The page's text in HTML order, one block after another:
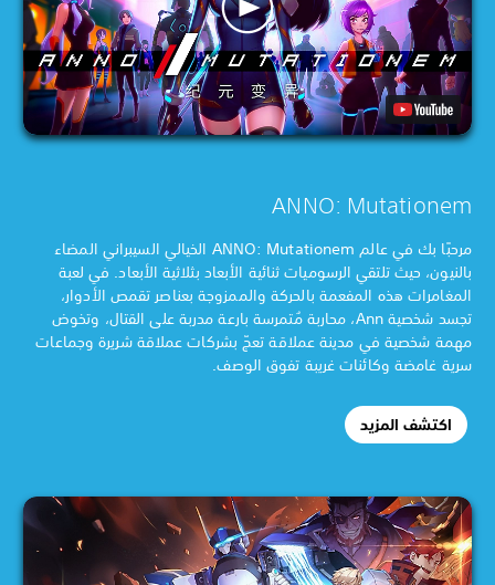
ANNO: Mutationem
مرحبًا بك في عالم ANNO: Mutationem الخيالي السيبراني المضاء
بالنيون، حيث تلتقي الرسوميات ثنائية الأبعاد بثلاثية الأبعاد. في لعبة
المغامرات هذه المفعمة بالحركة والممزوجة بعناصر تقمص الأدوار،
تجسد شخصية Ann، محاربة مُتمرسة بارعة مدربة على القتال، وتخوض
مهمة شخصية في مدينة عملاقة تعجّ بشركات عملاقة شريرة وجماعات
سرية غامضة وكائنات غريبة تفوق الوصف.
اكتشف المزيد